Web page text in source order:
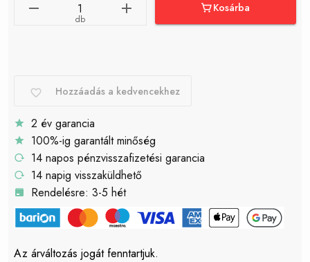
db
Kosárba
Hozzáadás a kedvencekhez
2 év garancia
100%-ig garantált minőség
14 napos pénzvisszafizetési garancia
14 napig visszaküldhető
Rendelésre: 3-5 hét
Az árváltozás jogát fenntartjuk.